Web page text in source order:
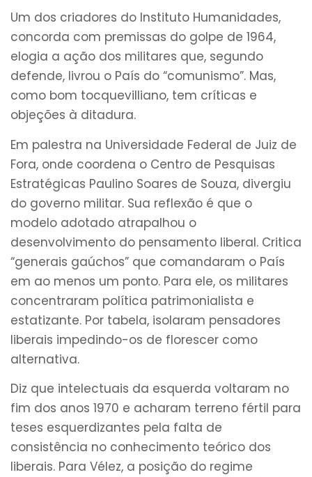
Um dos criadores do Instituto Humanidades,
concorda com premissas do golpe de 1964,
elogia a ação dos militares que, segundo
defende, livrou o País do “comunismo”. Mas,
como bom tocquevilliano, tem críticas e
objeções à ditadura.
Em palestra na Universidade Federal de Juiz de
Fora, onde coordena o Centro de Pesquisas
Estratégicas Paulino Soares de Souza, divergiu
do governo militar. Sua reflexão é que o
modelo adotado atrapalhou o
desenvolvimento do pensamento liberal. Critica
“generais gaúchos” que comandaram o País
em ao menos um ponto. Para ele, os militares
concentraram política patrimonialista e
estatizante. Por tabela, isolaram pensadores
liberais impedindo-os de florescer como
alternativa.
Diz que intelectuais da esquerda voltaram no
fim dos anos 1970 e acharam terreno fértil para
teses esquerdizantes pela falta de
consistência no conhecimento teórico dos
liberais. Para Vélez, a posição do regime